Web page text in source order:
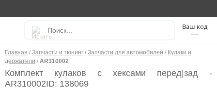
----
Главная / Запчасти и тюнинг / Запчасти для автомобилей / Кулаки и
держатели / AR310002
Комплект кулаков с хексами перед|зад -
AR310002ID: 138069